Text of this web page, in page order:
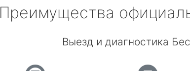
Преимущества
Выезд и диагностика